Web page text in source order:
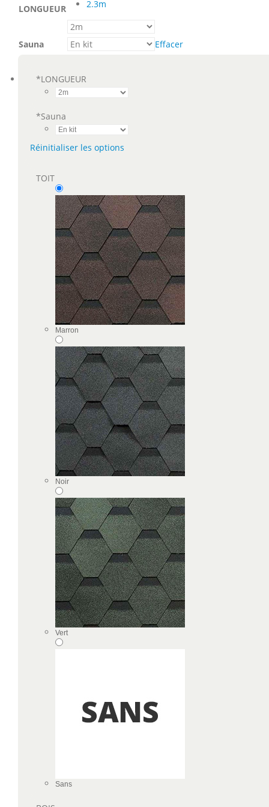
LONGUEUR 2.3m
Sauna Effacer
*LONGUEUR
*Sauna
Réinitialiser les options
TOIT
Marron
Noir
Vert
Sans